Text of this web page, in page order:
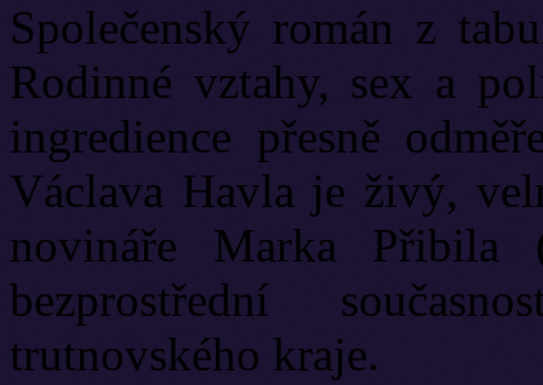
Společenský román z
Rodinné vztahy, sex a
ingredience přesně
Václava Havla je živý,
novináře Marka Přibila
bezprostřední
trutnovského kraje.